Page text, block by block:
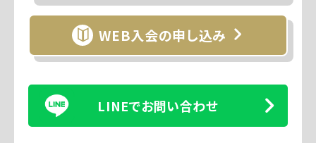
WEB入会の申し込み
LINEでお問い合わせ